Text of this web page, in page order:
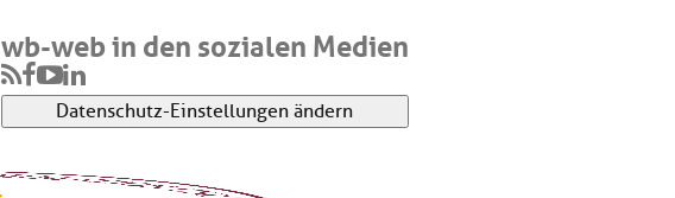
wb-web in den sozialen Medien
Datenschutz-Einstellungen ändern